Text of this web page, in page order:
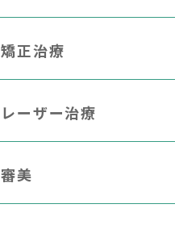
矯正治療
レーザー治療
審美